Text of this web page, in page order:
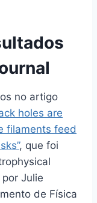
no artigo
holes are
filaments feed
, que foi
Julie
de Física